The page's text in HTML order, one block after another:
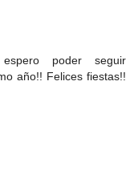
poder seguir
año!! Felices fiestas!!